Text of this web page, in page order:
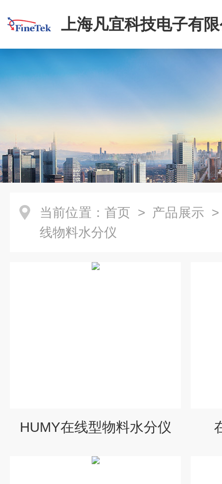
上海凡宜科技电子有
当前位置： 首页 > 产品展示
线物料水分仪
HUMY在线型物料水分仪